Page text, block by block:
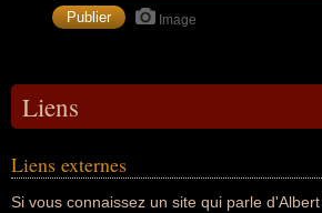
Image
Liens
Liens externes
Si vous connaissez un site qui parle